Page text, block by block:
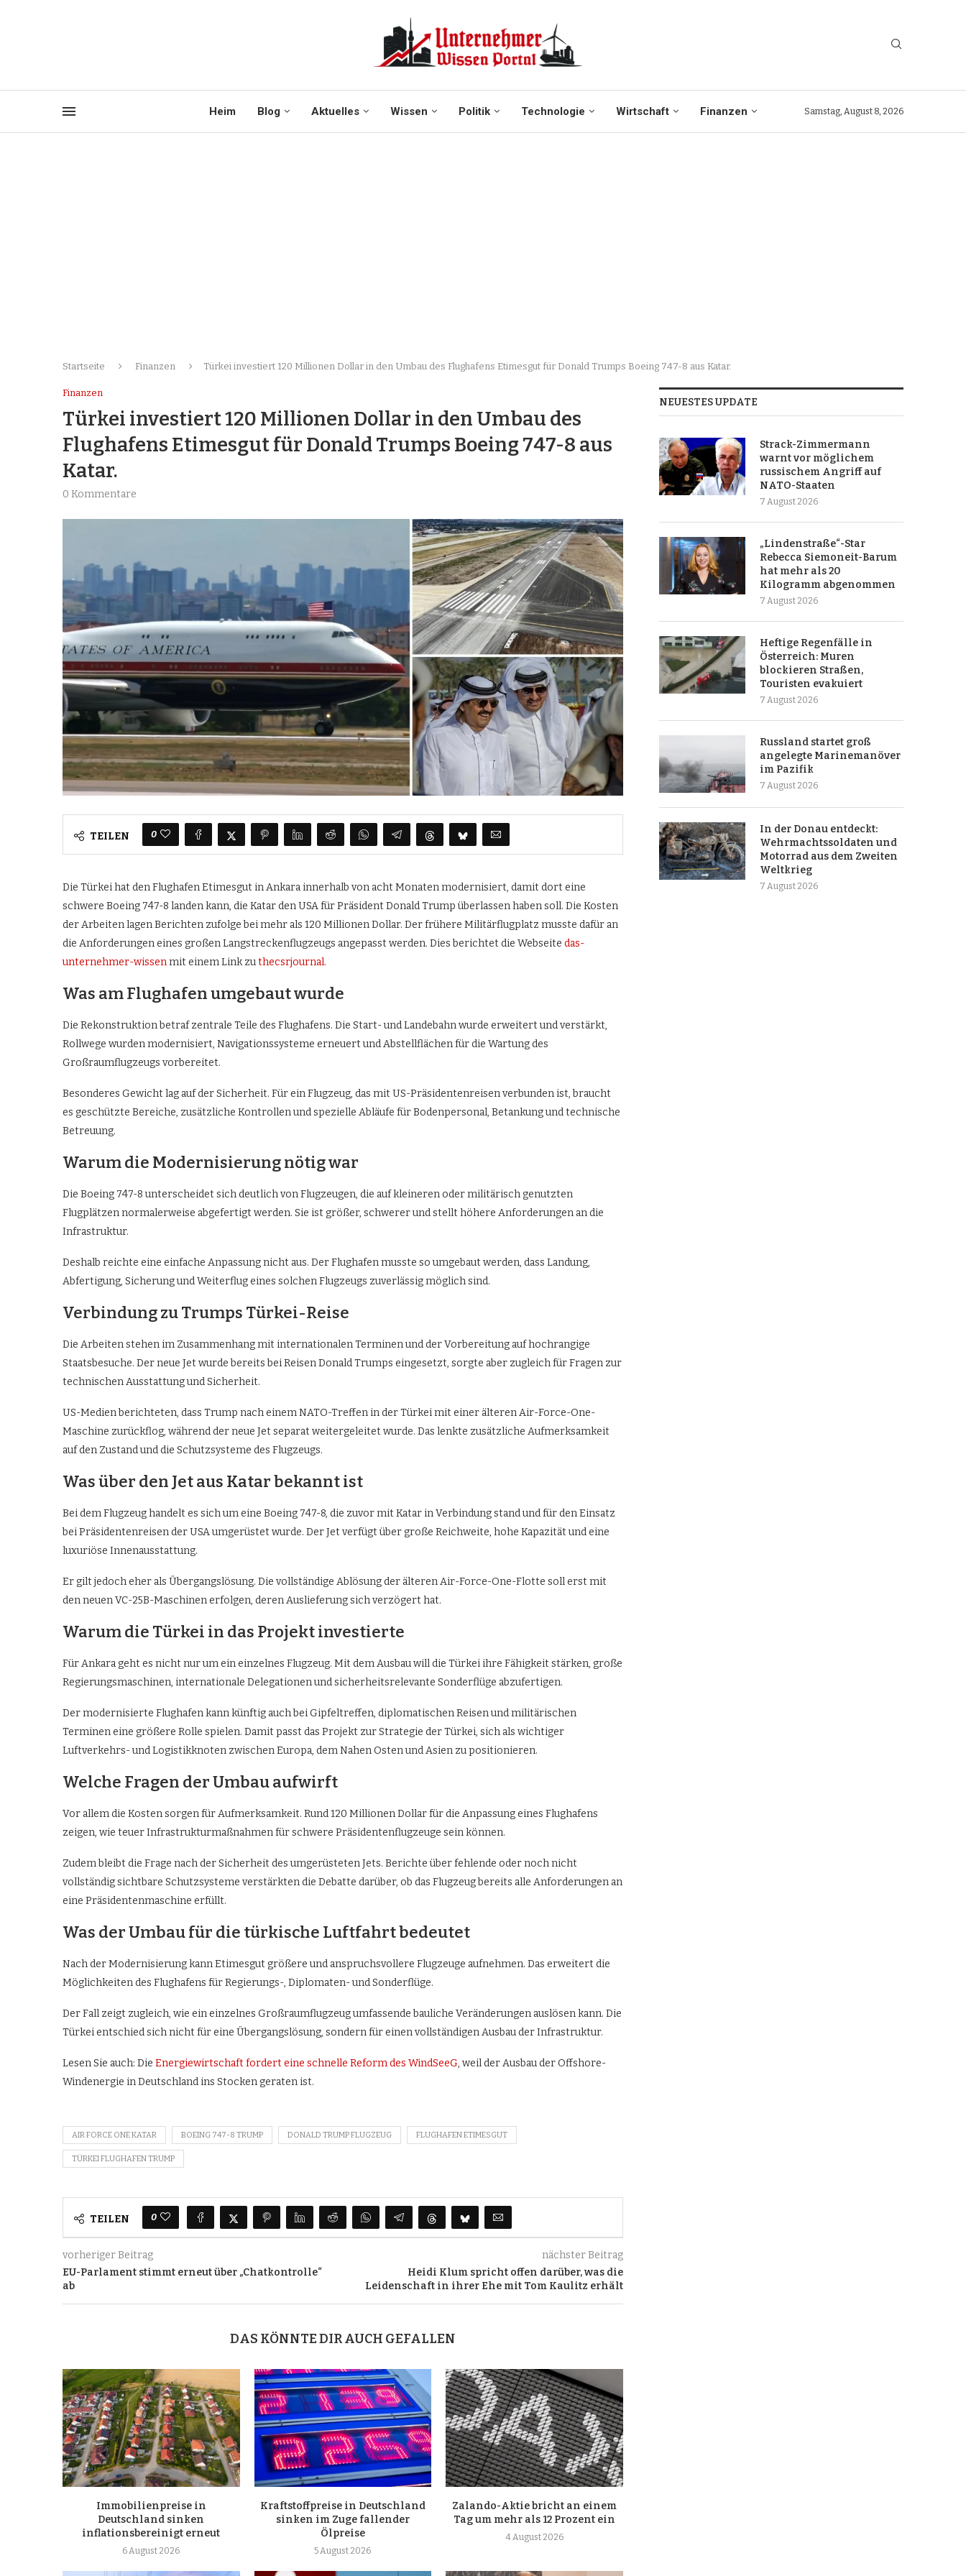
Heim Blog Aktuelles Wissen Politik Technologie Wirtschaft Finanzen Samstag, August 8, 2026
Startseite Finanzen Türkei investiert 120 Millionen Dollar in den Umbau des Flughafens Etimesgut für Donald Trumps Boeing 747-8 aus Katar.
Finanzen
Türkei investiert 120 Millionen Dollar in den Umbau des
Flughafens Etimesgut für Donald Trumps Boeing 747-8 aus
Katar.
0 Kommentare
TEILEN 0
Die Türkei hat den Flughafen Etimesgut in Ankara innerhalb von acht Monaten modernisiert, damit dort eine
schwere Boeing 747-8 landen kann, die Katar den USA für Präsident Donald Trump überlassen haben soll. Die Kosten
der Arbeiten lagen Berichten zufolge bei mehr als 120 Millionen Dollar. Der frühere Militärflugplatz musste dafür an
die Anforderungen eines großen Langstreckenflugzeugs angepasst werden. Dies berichtet die Webseite das-
unternehmer-wissenmit einem Link zuthecsrjournal.
Was am Flughafen umgebaut wurde
Die Rekonstruktion betraf zentrale Teile des Flughafens. Die Start- und Landebahn wurde erweitert und verstärkt,
Rollwege wurden modernisiert, Navigationssysteme erneuert und Abstellflächen für die Wartung des
Großraumflugzeugs vorbereitet.
Besonderes Gewicht lag auf der Sicherheit. Für ein Flugzeug, das mit US-Präsidentenreisen verbunden ist, braucht
es geschützte Bereiche, zusätzliche Kontrollen und spezielle Abläufe für Bodenpersonal, Betankung und technische
Betreuung.
Warum die Modernisierung nötig war
Die Boeing 747-8 unterscheidet sich deutlich von Flugzeugen, die auf kleineren oder militärisch genutzten
Flugplätzen normalerweise abgefertigt werden. Sie ist größer, schwerer und stellt höhere Anforderungen an die
Infrastruktur.
Deshalb reichte eine einfache Anpassung nicht aus. Der Flughafen musste so umgebaut werden, dass Landung,
Abfertigung, Sicherung und Weiterflug eines solchen Flugzeugs zuverlässig möglich sind.
Verbindung zu Trumps Türkei-Reise
Die Arbeiten stehen im Zusammenhang mit internationalen Terminen und der Vorbereitung auf hochrangige
Staatsbesuche. Der neue Jet wurde bereits bei Reisen Donald Trumps eingesetzt, sorgte aber zugleich für Fragen zur
technischen Ausstattung und Sicherheit.
US-Medien berichteten, dass Trump nach einem NATO-Treffen in der Türkei mit einer älteren Air-Force-One-
Maschine zurückflog, während der neue Jet separat weitergeleitet wurde. Das lenkte zusätzliche Aufmerksamkeit
auf den Zustand und die Schutzsysteme des Flugzeugs.
Was über den Jet aus Katar bekannt ist
Bei dem Flugzeug handelt es sich um eine Boeing 747-8, die zuvor mit Katar in Verbindung stand und für den Einsatz
bei Präsidentenreisen der USA umgerüstet wurde. Der Jet verfügt über große Reichweite, hohe Kapazität und eine
luxuriöse Innenausstattung.
Er gilt jedoch eher als Übergangslösung. Die vollständige Ablösung der älteren Air-Force-One-Flotte soll erst mit
den neuen VC-25B-Maschinen erfolgen, deren Auslieferung sich verzögert hat.
Warum die Türkei in das Projekt investierte
Für Ankara geht es nicht nur um ein einzelnes Flugzeug. Mit dem Ausbau will die Türkei ihre Fähigkeit stärken, große
Regierungsmaschinen, internationale Delegationen und sicherheitsrelevante Sonderflüge abzufertigen.
Der modernisierte Flughafen kann künftig auch bei Gipfeltreffen, diplomatischen Reisen und militärischen
Terminen eine größere Rolle spielen. Damit passt das Projekt zur Strategie der Türkei, sich als wichtiger
Luftverkehrs- und Logistikknoten zwischen Europa, dem Nahen Osten und Asien zu positionieren.
Welche Fragen der Umbau aufwirft
Vor allem die Kosten sorgen für Aufmerksamkeit. Rund 120 Millionen Dollar für die Anpassung eines Flughafens
zeigen, wie teuer Infrastrukturmaßnahmen für schwere Präsidentenflugzeuge sein können.
Zudem bleibt die Frage nach der Sicherheit des umgerüsteten Jets. Berichte über fehlende oder noch nicht
vollständig sichtbare Schutzsysteme verstärkten die Debatte darüber, ob das Flugzeug bereits alle Anforderungen an
eine Präsidentenmaschine erfüllt.
Was der Umbau für die türkische Luftfahrt bedeutet
Nach der Modernisierung kann Etimesgut größere und anspruchsvollere Flugzeuge aufnehmen. Das erweitert die
Möglichkeiten des Flughafens für Regierungs-, Diplomaten- und Sonderflüge.
Der Fall zeigt zugleich, wie ein einzelnes Großraumflugzeug umfassende bauliche Veränderungen auslösen kann. Die
Türkei entschied sich nicht für eine Übergangslösung, sondern für einen vollständigen Ausbau der Infrastruktur.
Lesen Sie auch: Die Energiewirtschaft fordert eine schnelle Reform des WindSeeG, weil der Ausbau der Offshore-
Windenergie in Deutschland ins Stocken geraten ist.
AIR FORCE ONE KATAR BOEING 747-8 TRUMP DONALD TRUMP FLUGZEUG FLUGHAFEN ETIMESGUT
TÜRKEI FLUGHAFEN TRUMP
TEILEN 0
vorheriger Beitrag
EU-Parlament stimmt erneut über „Chatkontrolle“
ab
nächster Beitrag
Heidi Klum spricht offen darüber, was die
Leidenschaft in ihrer Ehe mit Tom Kaulitz erhält
DAS KÖNNTE DIR AUCH GEFALLEN
Immobilienpreise in
Deutschland sinken
inflationsbereinigt erneut
6 August 2026
Kraftstoffpreise in Deutschland
sinken im Zuge fallender
Ölpreise
5 August 2026
Zalando-Aktie bricht an einem
Tag um mehr als 12 Prozent ein
4 August 2026
NEUESTES UPDATE
Strack-Zimmermann
warnt vor möglichem
russischem Angriff auf
NATO-Staaten
7 August 2026
„Lindenstraße“-Star
Rebecca Siemoneit-Barum
hat mehr als 20
Kilogramm abgenommen
7 August 2026
Heftige Regenfälle in
Österreich: Muren
blockieren Straßen,
Touristen evakuiert
7 August 2026
Russland startet groß
angelegte Marinemanöver
im Pazifik
7 August 2026
In der Donau entdeckt:
Wehrmachtssoldaten und
Motorrad aus dem Zweiten
Weltkrieg
7 August 2026